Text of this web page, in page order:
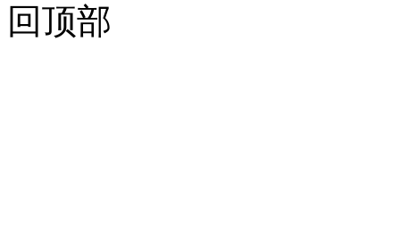
回顶部